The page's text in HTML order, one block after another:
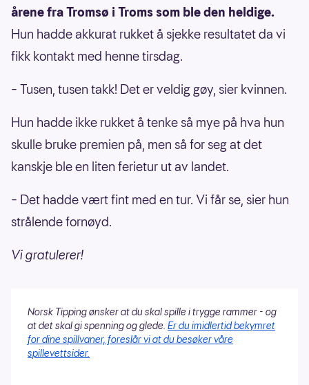
årene fra Tromsø i Troms som ble den heldige.
Hun hadde akkurat rukket å sjekke resultatet da vi
fikk kontakt med henne tirsdag.
– Tusen, tusen takk! Det er veldig gøy, sier kvinnen.
Hun hadde ikke rukket å tenke så mye på hva hun
skulle bruke premien på, men så for seg at det
kanskje ble en liten ferietur ut av landet.
– Det hadde vært fint med en tur. Vi får se, sier hun
strålende fornøyd.
Vi gratulerer!
Norsk Tipping ønsker at du skal spille i trygge rammer - og
at det skal gi spenning og glede. Er du imidlertid bekymret
for dine spillvaner, foreslår vi at du besøker våre
spillevettsider.